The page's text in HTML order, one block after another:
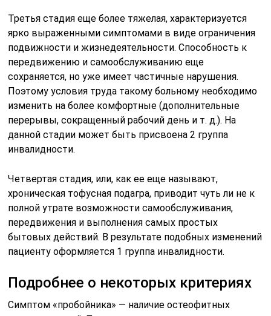
Третья стадия еще более тяжелая, характеризуется
ярко выраженными симптомами в виде ограничения
подвижности и жизнедеятельности. Способность к
передвижению и самообслуживанию еще
сохраняется, но уже имеет частичные нарушения.
Поэтому условия труда такому больному необходимо
изменить на более комфортные (дополнительные
перерывы, сокращенный рабочий день и т. д.). На
данной стадии может быть присвоена 2 группа
инвалидности.
Четвертая стадия, или, как ее еще называют,
хроническая тофусная подагра, приводит чуть ли не к
полной утрате возможности самообслуживания,
передвижения и выполнения самых простых
бытовых действий. В результате подобных изменений
пациенту оформляется 1 группа инвалидности.
Подробнее о некоторых критериях
Симптом «пробойника» — наличие остеофитных